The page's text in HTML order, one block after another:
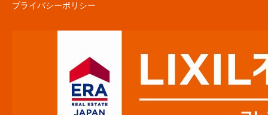
プライバシーポリシー